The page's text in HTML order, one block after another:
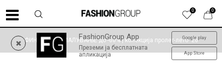
0
0
FashionGroup App
Преземи ја бесплатната
апликација
Google play
App Store
ФИНАЛНО НАМАЛУВАЊЕ до -60% | колекција пролет-лето '26